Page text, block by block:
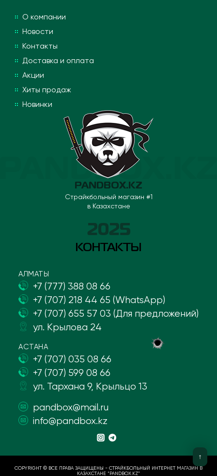
О компании
Новости
Контакты
Доставка и оплата
Акции
Хиты продаж
Новинки
PANDBOX.KZ
Страйкбольный магазин #1
в Казахстане
2025
КОНТАКТЫ
АЛМАТЫ
+7 (777) 388 08 66
+7 (707) 218 44 65 (WhatsApp)
+7 (707) 655 57 03 (Для предложений)
ул. Крылова 24
АСТАНА
+7 (707) 035 08 66
+7 (707) 599 08 66
ул. Тархана 9, Крыльцо 13
pandbox@mail.ru
info@pandbox.kz
COPYRIGHT © ВСЕ ПРАВА ЗАЩИЩЕНЫ - СТРАЙКБОЛЬНЫЙ ИНТЕРНЕТ МАГАЗИН В
КАЗАХСТАНЕ “PANDBOX.KZ”